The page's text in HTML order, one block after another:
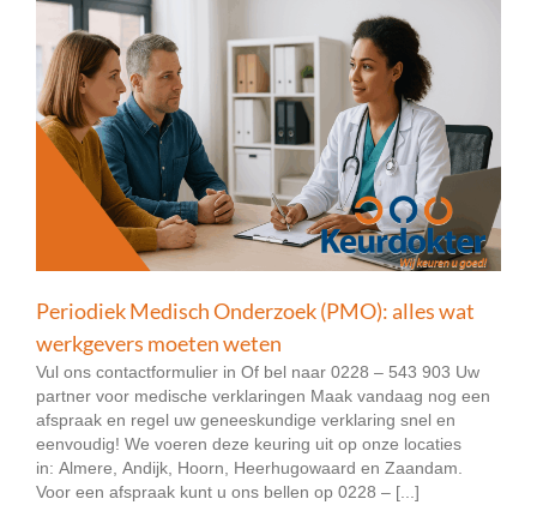
Periodiek Medisch Onderzoek (PMO): alles wat
werkgevers moeten weten
Vul ons contactformulier in Of bel naar 0228 – 543 903 Uw
partner voor medische verklaringen Maak vandaag nog een
afspraak en regel uw geneeskundige verklaring snel en
eenvoudig! We voeren deze keuring uit op onze locaties
in: Almere, Andijk, Hoorn, Heerhugowaard en Zaandam.
Voor een afspraak kunt u ons bellen op 0228 – [...]